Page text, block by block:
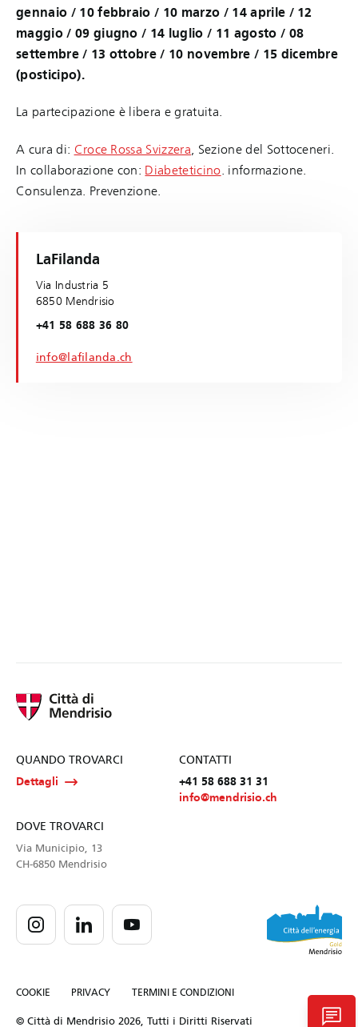
gennaio / 10 febbraio / 10 marzo / 14 aprile / 12
maggio / 09 giugno / 14 luglio / 11 agosto / 08
settembre / 13 ottobre / 10 novembre / 15 dicembre
(posticipo).
La partecipazione è libera e gratuita.
A cura di: Croce Rossa Svizzera , Sezione del Sottoceneri.
In collaborazione con: Diabeteticino . informazione.
Consulenza. Prevenzione.
LaFilanda
Via Industria 5
6850 Mendrisio
+41 58 688 36 80
info@lafilanda.ch
QUANDO TROVARCI
Dettagli
CONTATTI
+41 58 688 31 31
info@mendrisio.ch
DOVE TROVARCI
Via Municipio, 13
CH-6850 Mendrisio
COOKIE PRIVACY TERMINI E CONDIZIONI
© Città di Mendrisio 2026, Tutti i Diritti Riservati chat